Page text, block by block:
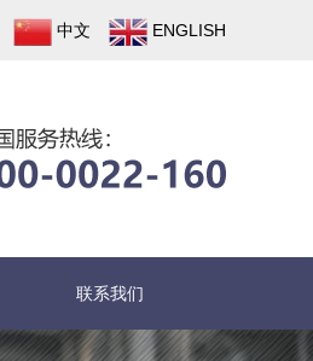
中文 ENGLISH
联系我们